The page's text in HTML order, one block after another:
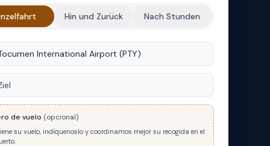
Hin und Zurück Nach Stunden
de vuelo (opcional)
su vuelo, indíquenoslo y coordinamos mejor su recogida en el